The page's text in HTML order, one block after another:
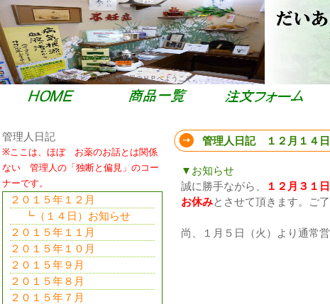
だいあん先生の健康サイト。大栄漢方薬局のＨＰへようこそ。
管理人日記 １２月１４日
▼お知らせ
誠に勝手ながら、
１２月３１
お休みとさせて頂きます。ご了
尚、１月５日（火）より通常
管理人日記
※ここは、ほぼ お薬のお話とは関係
ない 管理人の「独断と偏見」のコー
ナーです。
２０１５年１２月
┗（１４日）お知らせ
２０１５年１１月
２０１５年１０月
２０１５年９月
２０１５年８月
２０１５年７月